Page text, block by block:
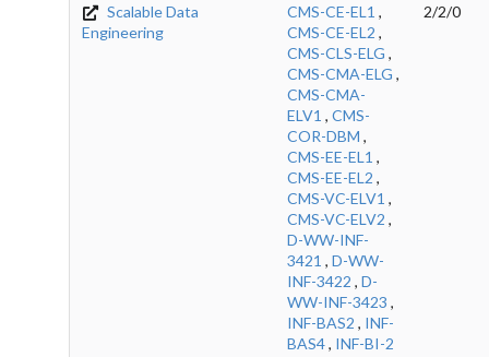
Scalable Data
Engineering
CMS-CE-EL1 ,
CMS-CE-EL2 ,
CMS-CLS-ELG ,
CMS-CMA-ELG ,
CMS-CMA-
ELV1 , CMS-
COR-DBM ,
CMS-EE-EL1 ,
CMS-EE-EL2 ,
CMS-VC-ELV1 ,
CMS-VC-ELV2 ,
D-WW-INF-
3421 , D-WW-
INF-3422 , D-
WW-INF-3423 ,
INF-BAS2 , INF-
BAS4, INF-BI-2
2/2/0